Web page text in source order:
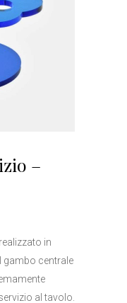
–
in
gambo centrale
al tavolo.